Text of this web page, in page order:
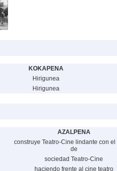
KOKAPENA
Hirigunea
Hirigunea
AZALPENA
construye Teatro-Cine lindante con el
de
sociedad Teatro-Cine
haciendo frente al cine teatro